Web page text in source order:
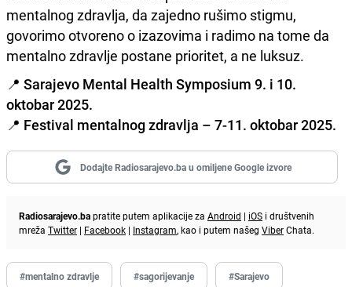
mentalnog zdravlja, da zajedno rušimo stigmu,
govorimo otvoreno o izazovima i radimo na tome da
mentalno zdravlje postane prioritet, a ne luksuz.
📍 Sarajevo Mental Health Symposium 9. i 10.
oktobar 2025.
📍 Festival mentalnog zdravlja – 7-11. oktobar 2025.
Dodajte Radiosarajevo.ba u omiljene Google izvore
Radiosarajevo.bapratite putem aplikacije za Android | iOS i društvenih
mreža Twitter | Facebook | Instagram, kao i putem našeg ViberChata.
#mentalno zdravlje #sagorijevanje #Sarajevo